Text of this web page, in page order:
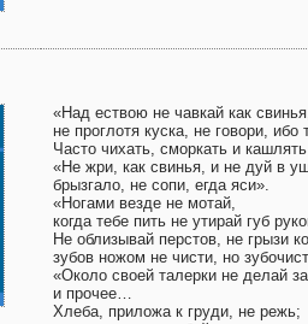
«Над ествою не чавкай как
не проглотя куска, не говори,
Часто чихать, сморкать и
«Не жри, как свинья, и не дуй в
брызгало, не сопи, егда яси».
«Ногами везде не мотай,
когда тебе пить не утирай губ
Не облизывай перстов, не грызи
зубов ножом не чисти, но
«Около своей талерки не делай
и прочее…
Хлеба, приложа к груди, не режь;